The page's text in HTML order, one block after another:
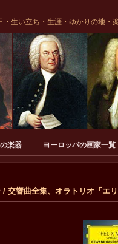
生い立ち・生涯・ゆかりの地・
楽器 ヨーロッパの画家一覧
交響曲全集、オラトリオ『エ